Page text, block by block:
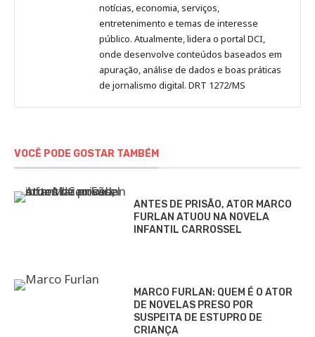
notícias, economia, serviços,
entretenimento e temas de interesse
público. Atualmente, lidera o portal DCI,
onde desenvolve conteúdos baseados em
apuração, análise de dados e boas práticas
de jornalismo digital. DRT 1272/MS
VOCÊ PODE GOSTAR TAMBÉM
ANTES DE PRISÃO, ATOR MARCO
FURLAN ATUOU NA NOVELA
INFANTIL CARROSSEL
MARCO FURLAN: QUEM É O ATOR
DE NOVELAS PRESO POR
SUSPEITA DE ESTUPRO DE
CRIANÇA